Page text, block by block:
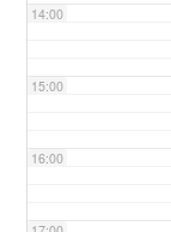
14:00
15:00
16:00